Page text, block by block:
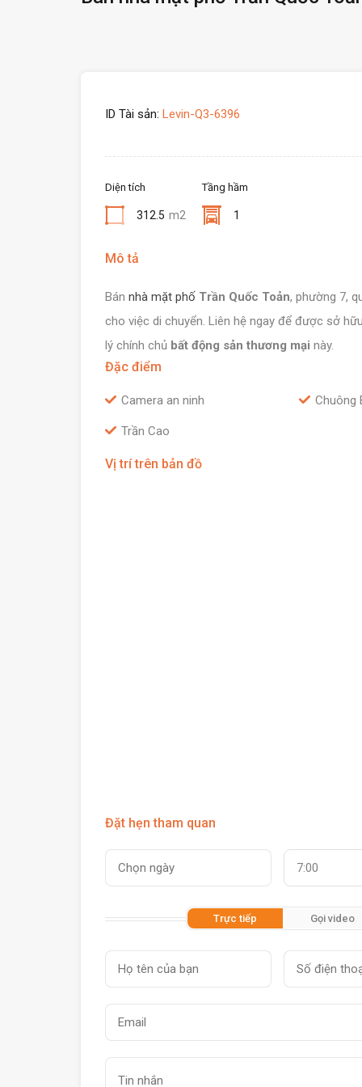
ID Tài sản: Levin-Q3-6396
Diện tích
312.5 m2
Tầng hầm
1
Mô tả
Bán nhà mặt phố Trần Quốc Toản, phường 7,
cho việc di chuyển. Liên hệ ngay để được sở hữu
lý chính chủ bất động sản thương mại này.
Đặc điểm
Camera an ninh Chuông
Trần Cao
Vị trí trên bản đồ
Đặt hẹn tham quan
7:00
Trực tiếp Gọi video